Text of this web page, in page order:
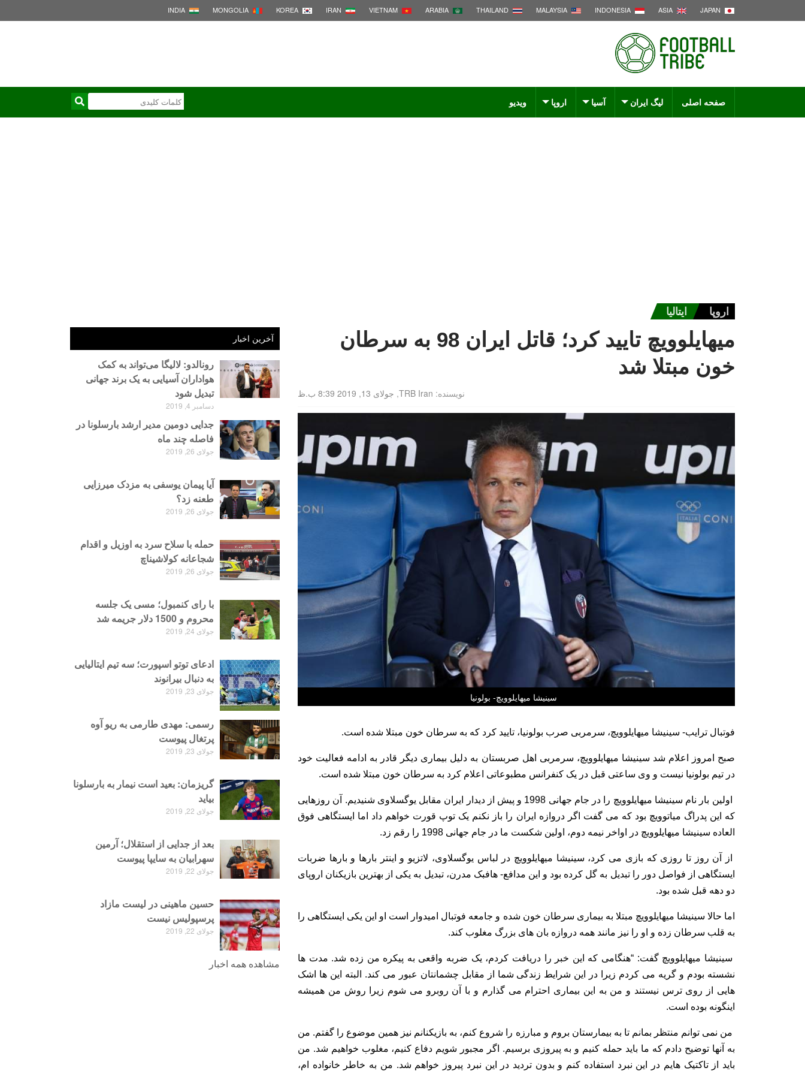
JAPAN
ASIA
INDONESIA
MALAYSIA
THAILAND
ARABIA
VIETNAM
IRAN
KOREA
MONGOLIA
INDIA
صفحه اصلی لیگ ایران آسیا اروپا ویدیو
اروپا ایتالیا
میهایلوویچ تایید کرد؛ قاتل ایران 98 به سرطان
خون مبتلا شد
نویسنده: TRB Iran
, جولای 13, 2019 8:39 ب.ظ
سینیشا میهایلوویچ- بولونیا
فوتبال ترایب- سینیشا میهایلوویچ، سرمربی صرب بولونیا، تایید کرد که به سرطان خون مبتلا شده است.
صبح امروز اعلام شد سینیشا میهایلوویچ، سرمربی اهل صربستان به دلیل بیماری دیگر قادر به ادامه فعالیت خود
در تیم بولونیا نیست و وی ساعتی قبل در یک کنفرانس مطبوعاتی اعلام کرد به سرطان خون مبتلا شده است.
اولین بار نام سینیشا میهایلوویچ را در جام جهانی 1998 و پیش از دیدار ایران مقابل یوگسلاوی شنیدیم. آن روزهایی
که این پدراگ میاتوویچ بود که می گفت اگر دروازه ایران را باز نکنم یک توپ قورت خواهم داد اما ایستگاهی فوق
العاده سینیشا میهایلوویچ در اواخر نیمه دوم، اولین شکست ما در جام جهانی 1998 را رقم زد.
از آن روز تا روزی که بازی می کرد، سینیشا میهایلوویچ در لباس یوگسلاوی، لاتزیو و اینتر بارها و بارها ضربات
ایستگاهی از فواصل دور را تبدیل به گل کرده بود و این مدافع- هافبک مدرن، تبدیل به یکی از بهترین بازیکنان اروپای
دو دهه قبل شده بود.
اما حالا سینیشا میهایلوویچ مبتلا به بیماری سرطان خون شده و جامعه فوتبال امیدوار است او این یکی ایستگاهی را
به قلب سرطان زده و او را نیز مانند همه دروازه بان های بزرگ مغلوب کند.
سینیشا میهایلوویچ گفت: “هنگامی که این خبر را دریافت کردم، یک ضربه واقعی به پیکره من زده شد. مدت ها
نشسته بودم و گریه می کردم زیرا در این شرایط زندگی شما از مقابل چشمانتان عبور می کند. البته این ها اشک
هایی از روی ترس نیستند و من به این بیماری احترام می گذارم و با آن روبرو می شوم زیرا روش من همیشه
اینگونه بوده است.
من نمی توانم منتظر بمانم تا به بیمارستان بروم و مبارزه را شروع کنم، به بازیکنانم نیز همین موضوع را گفتم. من
به آنها توضیح دادم که ما باید حمله کنیم و به پیروزی برسیم. اگر مجبور شویم دفاع کنیم، مغلوب خواهیم شد. من
باید از تاکتیک هایم در این نبرد استفاده کنم و بدون تردید در این نبرد پیروز خواهم شد. من به خاطر خانواده ام،
آخرین اخبار
رونالدو: لالیگا می‌تواند به کمک
هواداران آسیایی به یک برند جهانی
تبدیل شود
دسامبر 4, 2019
جدایی دومین مدیر ارشد بارسلونا در
فاصله چند ماه
جولای 26, 2019
آیا پیمان یوسفی به مزدک میرزایی
طعنه زد؟
جولای 26, 2019
حمله با سلاح سرد به اوزیل و اقدام
شجاعانه کولاشیناچ
جولای 26, 2019
با رای کنمبول؛ مسی یک جلسه
محروم و 1500 دلار جریمه شد
جولای 24, 2019
ادعای توتو اسپورت؛ سه تیم ایتالیایی
به دنبال بیرانوند
جولای 23, 2019
رسمی: مهدی طارمی به ریو آوه
پرتغال پیوست
جولای 23, 2019
گریزمان: بعید است نیمار به بارسلونا
بیاید
جولای 22, 2019
بعد از جدایی از استقلال؛ آرمین
سهرابیان به سایپا پیوست
جولای 22, 2019
حسین ماهینی در لیست مازاد
پرسپولیس نیست
جولای 22, 2019
مشاهده همه اخبار